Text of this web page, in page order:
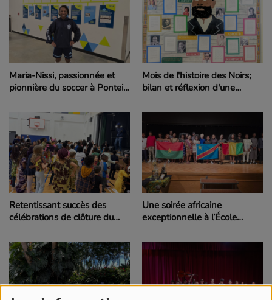
Maria-Nissi, passionnée et
pionnière du soccer à Ponteix
Mois de l'histoire des Noirs;
bilan et réflexion d'une
Battleford
Retentissant succès des
célébrations de clôture du
l’École du Parc de Regina
Une soirée africaine
exceptionnelle à l’École